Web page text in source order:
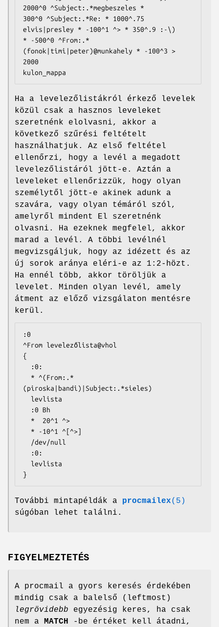
2000^0 ^Subject:.*megbeszeles *
300^0 ^Subject:.*Re: * 1000^.75
elvis|presley * -100^1 ^> * 350^.9 :-\)
* -500^0 ^From:.*
(fonok|timi|peter)@munkahely * -100^3 >
2000
kulon_mappa
Ha a levelezőlistákról érkező levelek
közül csak a hasznos leveleket
szeretnénk elolvasni, akkor a
következő szűrési feltételt
használhatjuk. Az első feltétel
ellenőrzi, hogy a levél a megadott
levelezőlistáról jött-e. Aztán a
leveleket ellenőrizzük, hogy olyan
személytől jött-e akinek adunk a
szavára, vagy olyan témáról szól,
amelyről mindent El szeretnénk
olvasni. Ha ezeknek megfelel, akkor
marad a levél. A többi levélnél
megvizsgáljuk, hogy az idézett és az
új sorok aránya eléri-e az 1:2-hözt.
Ha ennél több, akkor töröljük a
levelet. Minden olyan levél, amely
átment az előző vizsgálaton mentésre
kerül.
:0
^From levelezőlista@vhol
{
(piroska|bandi)|Subject:.*sieles)
}
További mintapéldák a procmailex(5)
súgóban lehet találni.
FIGYELMEZTETÉS
A procmail a gyors keresés érdekében
mindig csak a balelső (leftmost)
legrövidebb egyezésig keres, ha csak
nem a MATCH -be értéket kell átadni,